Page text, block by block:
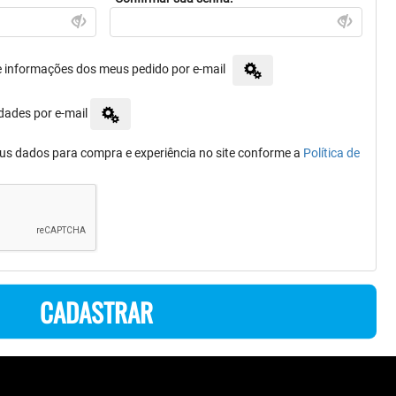
dos meus pedido por e-mail
por e-mail
dados para compra e experiência no site conforme a Política de
CADASTRAR